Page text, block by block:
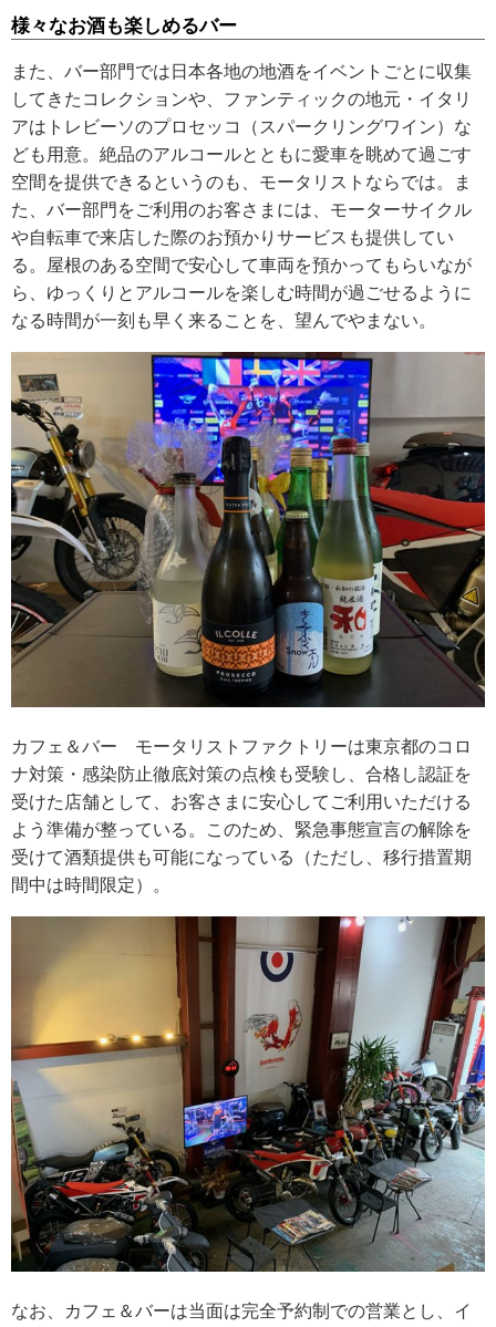
様々なお酒も楽しめるバー
また、バー部門では日本各地の地酒をイベントごとに収集
してきたコレクションや、ファンティックの地元・イタリ
アはトレビーソのプロセッコ（スパークリングワイン）な
ども用意。絶品のアルコールとともに愛車を眺めて過ごす
空間を提供できるというのも、モータリストならでは。ま
た、バー部門をご利用のお客さまには、モーターサイクル
や自転車で来店した際のお預かりサービスも提供してい
る。屋根のある空間で安心して車両を預かってもらいなが
ら、ゆっくりとアルコールを楽しむ時間が過ごせるように
なる時間が一刻も早く来ることを、望んでやまない。
カフェ＆バー モータリストファクトリーは東京都のコロ
ナ対策・感染防止徹底対策の点検も受験し、合格し認証を
受けた店舗として、お客さまに安心してご利用いただける
よう準備が整っている。このため、緊急事態宣言の解除を
受けて酒類提供も可能になっている（ただし、移行措置期
間中は時間限定）。
なお、カフェ＆バーは当面は完全予約制での営業とし、イ